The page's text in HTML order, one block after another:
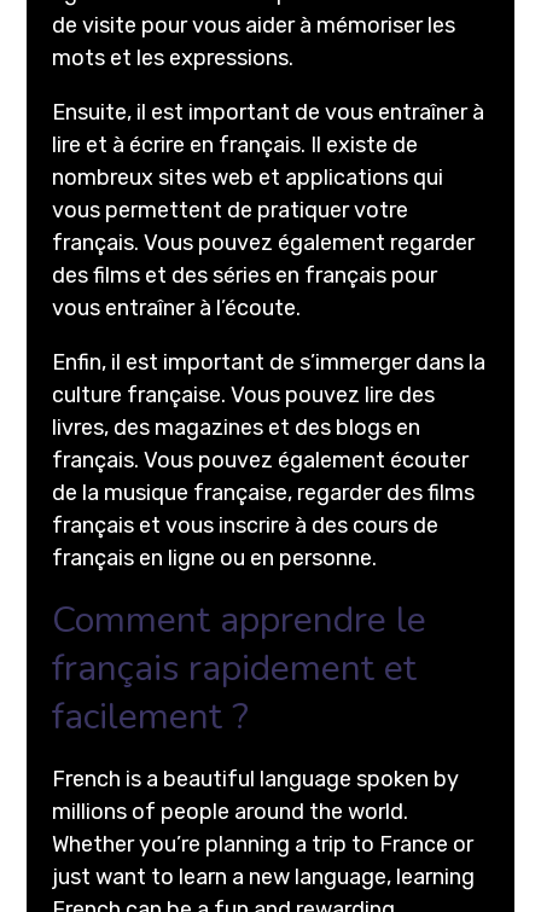
de visite pour vous aider à mémoriser les
mots et les expressions.
Ensuite, il est important de vous entraîner à
lire et à écrire en français. Il existe de
nombreux sites web et applications qui
vous permettent de pratiquer votre
français. Vous pouvez également regarder
des films et des séries en français pour
vous entraîner à l’écoute.
Enfin, il est important de s’immerger dans la
culture française. Vous pouvez lire des
livres, des magazines et des blogs en
français. Vous pouvez également écouter
de la musique française, regarder des films
français et vous inscrire à des cours de
français en ligne ou en personne.
Comment apprendre le
français rapidement et
facilement ?
French is a beautiful language spoken by
millions of people around the world.
Whether you’re planning a trip to France or
just want to learn a new language, learning